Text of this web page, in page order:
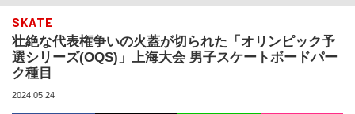
上海大会 男子スケートボードパーク
種目
SKATE
壮絶な代表権争いの火蓋が切られた「オリンピック予
選シリーズ(OQS)」上海大会 男子スケートボードパー
ク種目
2024.05.24